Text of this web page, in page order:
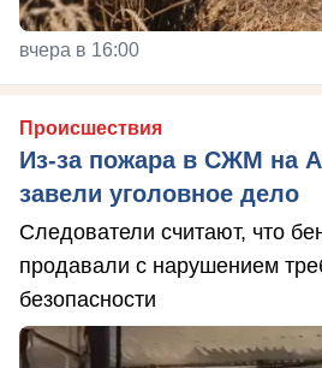
вчера в 16:00
Происшествия
Из-за пожара в СЖМ на
завели уголовное дело
Следователи считают, что
продавали с нарушением
безопасности